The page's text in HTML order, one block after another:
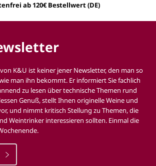
ab 120€ Bestellwert (DE)
K&U ist keiner jener Newsletter, den man so
man ihn bekommt. Er informiert Sie fachlich
zu lesen über technische Themen rund
Genuß, stellt Ihnen originelle Weine und
und nimmt kritisch Stellung zu Themen, die
Weintrinker interessieren sollten. Einmal die